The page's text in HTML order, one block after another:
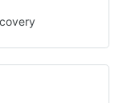
ーバーのリカ
ェイルオーバー